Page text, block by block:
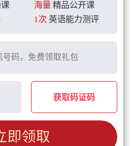
海量 精品公开课
1次 英语能力测评
获取码证码
即领取